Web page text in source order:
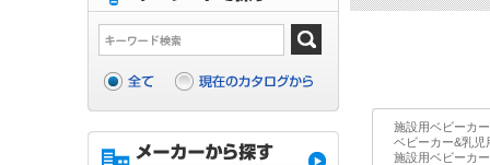
施設用ベビーカ
ベビーカー&乳児
施設用ベビーカ